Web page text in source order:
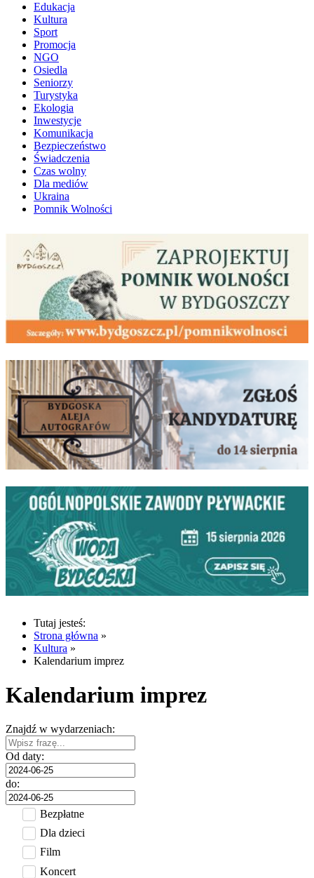
Edukacja
Kultura
Sport
Promocja
NGO
Osiedla
Seniorzy
Turystyka
Ekologia
Inwestycje
Komunikacja
Bezpieczeństwo
Świadczenia
Czas wolny
Dla mediów
Ukraina
Pomnik Wolności
Tutaj jesteś:
Strona główna »
Kultura »
Kalendarium imprez
Kalendarium imprez
Znajdź w wydarzeniach:
Od daty:
do:
Bezpłatne
Dla dzieci
Film
Koncert